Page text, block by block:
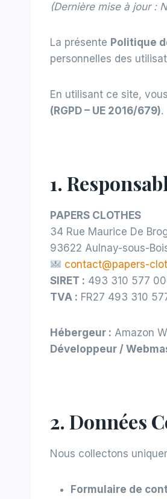
(Dernière mise à jour :
La présente Politique
personnelles des
En utilisant ce site,
(RGPD – UE 2016/679).
1.
PAPERS CLOTHES
34 Rue Maurice De
93622 Aulnay-sous-
contact@papers-
SIRET : 493 310 577
TVA : FR27 493 310
Hébergeur : Amazon
Développeur /
2. Données
Nous collectons
Formulaire de